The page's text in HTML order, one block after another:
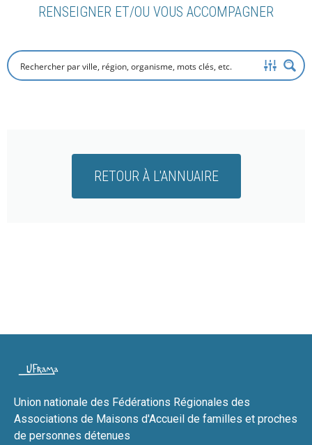
RENSEIGNER ET/OU VOUS ACCOMPAGNER
RETOUR À L'ANNUAIRE
Union nationale des Fédérations Régionales des
Associations de Maisons d'Accueil de familles et proches
de personnes détenues